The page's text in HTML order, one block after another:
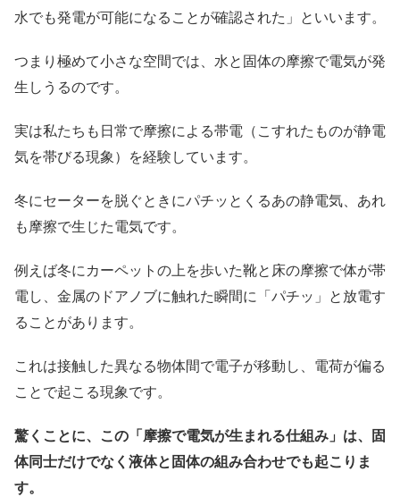
水でも発電が可能になることが確認された」といいます。
つまり極めて小さな空間では、水と固体の摩擦で電気が発
生しうるのです。
実は私たちも日常で摩擦による帯電（こすれたものが静電
気を帯びる現象）を経験しています。
冬にセーターを脱ぐときにパチッとくるあの静電気、あれ
も摩擦で生じた電気です。
例えば冬にカーペットの上を歩いた靴と床の摩擦で体が帯
電し、金属のドアノブに触れた瞬間に「パチッ」と放電す
ることがあります。
これは接触した異なる物体間で電子が移動し、電荷が偏る
ことで起こる現象です。
驚くことに、この「摩擦で電気が生まれる仕組み」は、固
体同士だけでなく液体と固体の組み合わせでも起こりま
す。